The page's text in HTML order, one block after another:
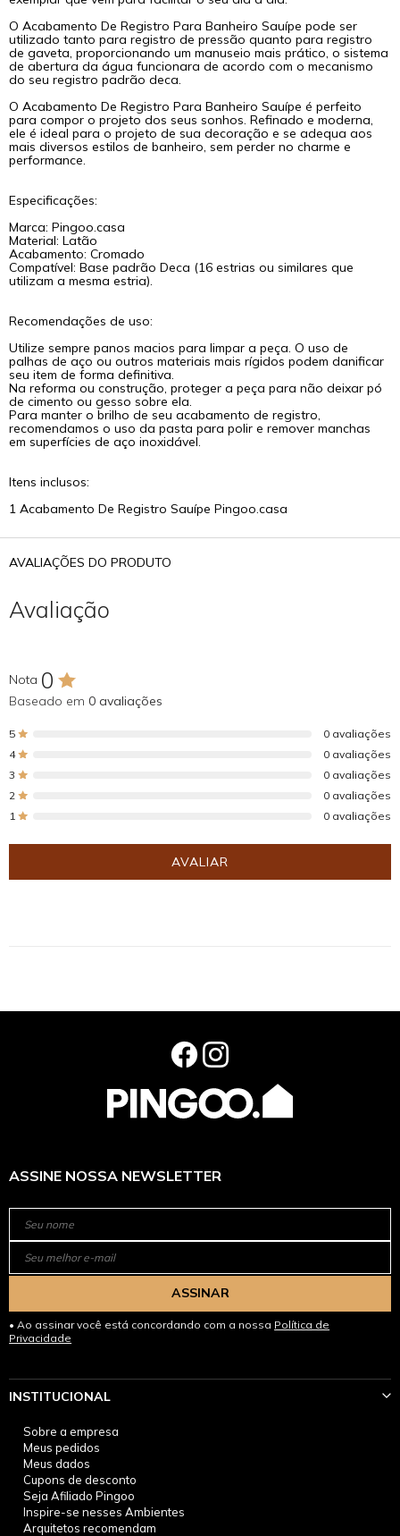
O Acabamento De Registro Para Banheiro Sauípe pode ser
utilizado tanto para registro de pressão quanto para registro
de gaveta, proporcionando um manuseio mais prático, o sistema
de abertura da água funcionara de acordo com o mecanismo
do seu registro padrão deca.
O Acabamento De Registro Para Banheiro Sauípe é perfeito
para compor o projeto dos seus sonhos. Refinado e moderna,
ele é ideal para o projeto de sua decoração e se adequa aos
mais diversos estilos de banheiro, sem perder no charme e
performance.
Especificações:
Marca: Pingoo.casa
Material: Latão
Acabamento: Cromado
Compatível: Base padrão Deca (16 estrias ou similares que
utilizam a mesma estria).
Recomendações de uso:
Utilize sempre panos macios para limpar a peça. O uso de
palhas de aço ou outros materiais mais rígidos podem danificar
seu item de forma definitiva.
Na reforma ou construção, proteger a peça para não deixar pó
de cimento ou gesso sobre ela.
Para manter o brilho de seu acabamento de registro,
recomendamos o uso da pasta para polir e remover manchas
em superfícies de aço inoxidável.
Itens inclusos:
1 Acabamento De Registro Sauípe Pingoo.casa
AVALIAÇÕES DO PRODUTO
Avaliação
Nota 0
Baseado em0 avaliações
5
0 avaliações
4
0 avaliações
3
0 avaliações
2
0 avaliações
1
0 avaliações
AVALIAR
ASSINE NOSSA NEWSLETTER
ASSINAR
Ao assinar você está concordando com a nossa Política de
Privacidade
INSTITUCIONAL
Sobre a empresa
Meus pedidos
Meus dados
Cupons de desconto
Seja Afiliado Pingoo
Inspire-se nesses Ambientes
Arquitetos recomendam